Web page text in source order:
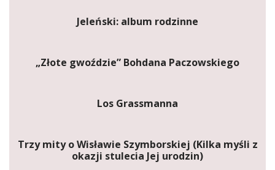
Jeleński: album rodzinne
„Złote gwoździe” Bohdana Paczowskiego
Los Grassmanna
Trzy mity o Wisławie Szymborskiej (Kilka myśli z
okazji stulecia Jej urodzin)